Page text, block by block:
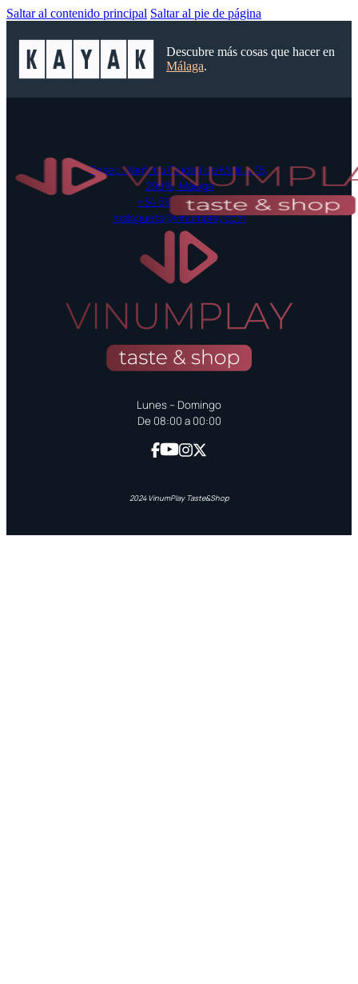
Saltar al contenido principal Saltar al pie de página
Descubre más cosas que hacer en
Málaga.
Paseo Marítimo Ciudad de Melilla, 15,
29016, Málaga
+34 697 42 52 55
malagueta@vinumplay.com
Lunes – Domingo
De 08:00 a 00:00
2024 VinumPlay Taste&Shop